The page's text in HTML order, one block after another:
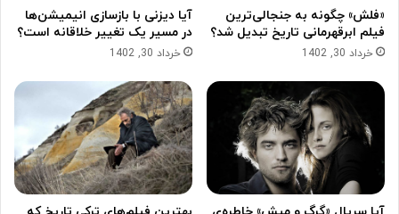
«فلش» چگونه به جنجالی‌ترین
فیلم ابرقهرمانی تاریخ تبدیل شد؟
خرداد 30, 1402
آیا دیزنی با بازسازی انیمیشن‌ها
در مسیر یک تغییر خلاقانه است؟
خرداد 30, 1402